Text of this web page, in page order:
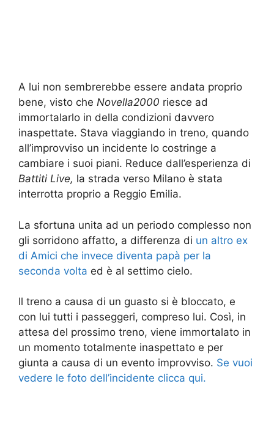
A lui non sembrerebbe essere andata proprio
bene, visto che Novella2000 riesce ad
immortalarlo in della condizioni davvero
inaspettate. Stava viaggiando in treno, quando
all’improvviso un incidente lo costringe a
cambiare i suoi piani. Reduce dall’esperienza di
Battiti Live, la strada verso Milano è stata
interrotta proprio a Reggio Emilia.
La sfortuna unita ad un periodo complesso non
gli sorridono affatto, a differenza di un altro ex
di Amici che invece diventa papà per la
seconda volta ed è al settimo cielo.
Il treno a causa di un guasto si è bloccato, e
con lui tutti i passeggeri, compreso lui. Così, in
attesa del prossimo treno, viene immortalato in
un momento totalmente inaspettato e per
giunta a causa di un evento improvviso. Se vuoi
vedere le foto dell’incidente clicca qui.